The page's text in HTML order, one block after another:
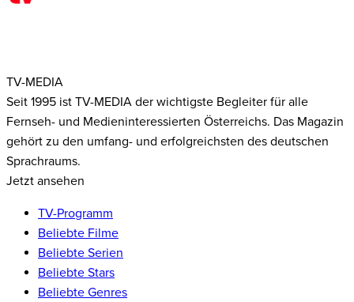
TV-MEDIA
Seit 1995 ist TV-MEDIA der wichtigste Begleiter für alle
Fernseh- und Medieninteressierten Österreichs. Das Magazin
gehört zu den umfang- und erfolgreichsten des deutschen
Sprachraums.
Jetzt ansehen
TV-Programm
Beliebte Filme
Beliebte Serien
Beliebte Stars
Beliebte Genres